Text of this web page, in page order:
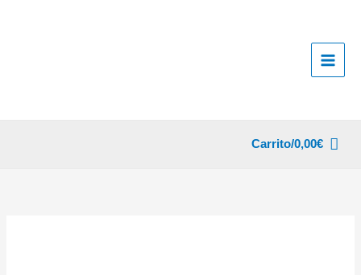
Carrito/0,00€